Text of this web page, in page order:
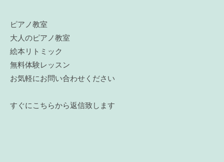
ピアノ教室
大人のピアノ教室
絵本リトミック
無料体験レッスン
お気軽にお問い合わせください
すぐにこちらから返信致します